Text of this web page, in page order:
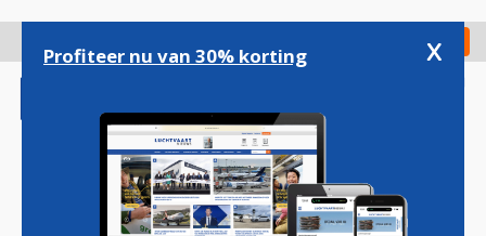
gaan
Check in
Profiteer nu van 30% korting x